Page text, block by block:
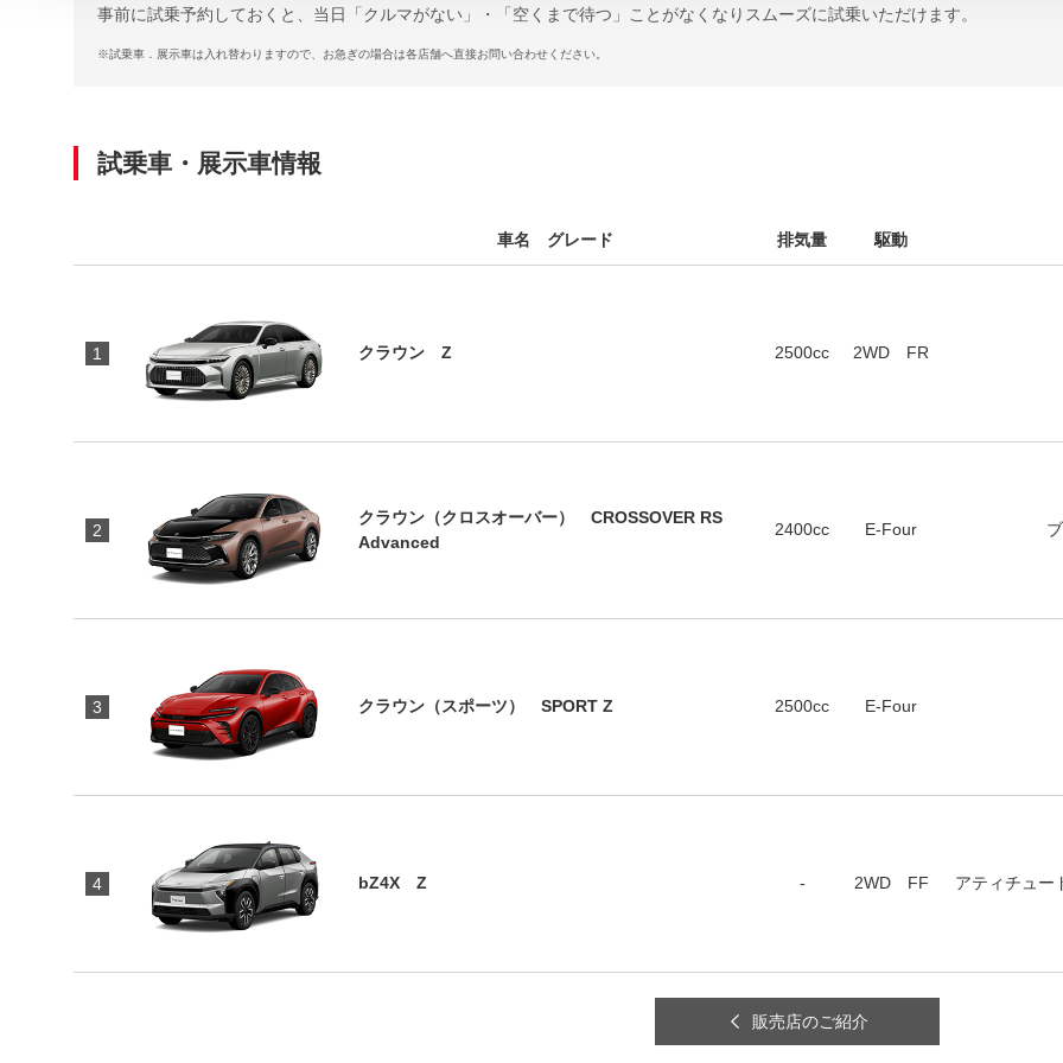
事前に試乗予約しておくと、当日「クルマがない」・「空くまで待つ」ことがなくなりスムーズに試乗いただけます。
※試乗車．展示車は入れ替わりますので、お急ぎの場合は各店舗へ直接お問い合わせください。
試乗車・展示車情報
車名 グレード 排気量 駆動
1 クラウン Z 2500cc 2WD FR
2
クラウン（クロスオーバー） CROSSOVER RS
Advanced
2400cc E-Four
3 クラウン（スポーツ） SPORT Z 2500cc E-Four
4 bZ4X Z - 2WD FF アティチュー
販売店のご紹介